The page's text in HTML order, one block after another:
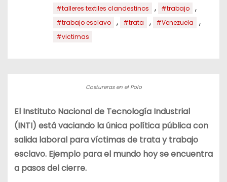
#talleres textiles clandestinos , #trabajo ,
#trabajo esclavo , #trata , #Venezuela ,
#victimas
Costureras en el Polo
El Instituto Nacional de Tecnología Industrial
(INTI) está vaciando la única política pública con
salida laboral para víctimas de trata y trabajo
esclavo. Ejemplo para el mundo hoy se encuentra
a pasos del cierre.